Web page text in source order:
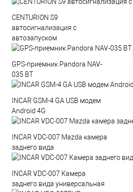
CENTURION S9
автосигнализация с
автозапуском
GPS-приемник Pandora NAV-
035 BT
INCAR GSM-4 GA USB модем
Android 4G
INCAR VDC-007 Mazda камера
заднего вида
INCAR VDC-007 Камера
заднего вида универсальная